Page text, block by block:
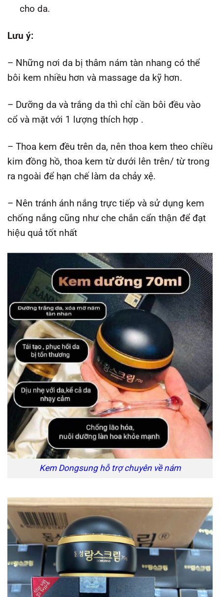
cho da.
Lưu ý:
– Những nơi da bị thâm nám tàn nhang có thể
bôi kem nhiều hơn và massage da kỹ hơn.
– Dưỡng da và trắng da thì chỉ cần bôi đều vào
cổ và mặt với 1 lượng thích hợp .
– Thoa kem đều trên da, nên thoa kem theo chiều
kim đồng hồ, thoa kem từ dưới lên trên/ từ trong
ra ngoài để hạn chế làm da chảy xệ.
– Nên tránh ánh nắng trực tiếp và sử dụng kem
chống nắng cũng như che chắn cẩn thận để đạt
hiệu quả tốt nhất
Kem Dongsung hỗ trợ chuyên về nám